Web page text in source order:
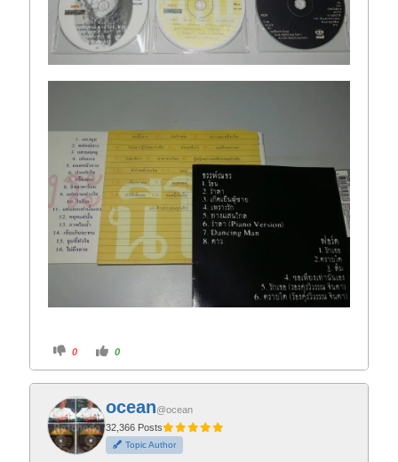
C
i
k
f
o
r
t
h
u
m
0
C
i
k
o
r
t
h
u
m
0
ocean@ocean
32,366 Posts
Topic Author